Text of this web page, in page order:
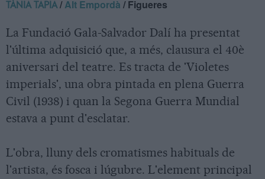
TÀNIA TAPIA/Alt Empordà / Figueres
La Fundació Gala-Salvador Dalí ha presentat
l'última adquisició que, a més, clausura el 40è
aniversari del teatre. Es tracta de 'Violetes
imperials', una obra pintada en plena Guerra
Civil (1938) i quan la Segona Guerra Mundial
estava a punt d'esclatar.
L'obra, lluny dels cromatismes habituals de
l'artista, és fosca i lúgubre. L'element principal